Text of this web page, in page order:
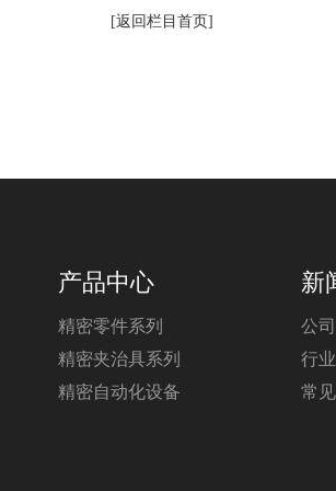
[返回栏目首页]
产品中心
精密零件系列
精密夹治具系列
精密自动化设备
新
公
行
常